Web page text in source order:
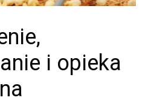
i opieka